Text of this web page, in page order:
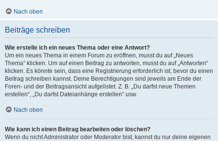
Nach oben
Beiträge schreiben
Wie erstelle ich ein neues Thema oder eine Antwort?
Um ein neues Thema in einem Forum zu eröffnen, musst du auf „Neues
Thema“ klicken. Um auf einen Beitrag zu antworten, musst du auf „Antworten“
klicken. Es könnte sein, dass eine Registrierung erforderlich ist, bevor du einen
Beitrag schreiben kannst. Deine Berechtigungen sind jeweils am Ende der
Foren- und der Beitragsansicht aufgelistet. Z. B. „Du darfst neue Themen
erstellen“, „Du darfst Dateianhänge erstellen“ usw.
Nach oben
Wie kann ich einen Beitrag bearbeiten oder löschen?
Wenn du nicht Administrator oder Moderator bist, kannst du nur deine eigenen